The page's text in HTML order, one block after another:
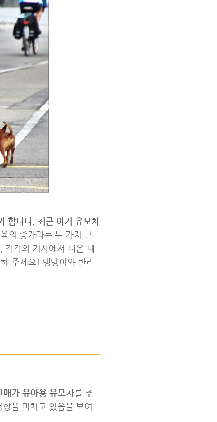
합니다. 최근 아기 유모차
의 증가라는 두 가지 큰
각각의 기사에서 나온 내
주세요! 댕댕이와 반려
가 유아용 유모차를 추
을 미치고 있음을 보여